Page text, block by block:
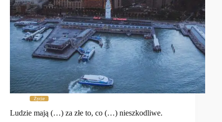
Życie
Ludzie mają (…) za złe to, co (…) nieszkodliwe.